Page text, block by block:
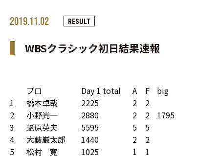
2019.11.02 RESULT
WBSクラシック初日結果速報
プロ Day 1 total A F
big
1
橋本卓哉 2225 2
2
2
小野光一 2880 2 2
1795
3
蛯原英夫 5595 5
5
4
大藪厳太郎 1440 2
2
5
松村 寛 1025 1
1